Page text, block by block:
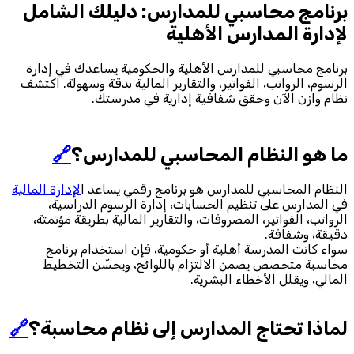
برنامج محاسبي للمدارس: دليلك الشامل
لإدارة المدارس الأهلية
برنامج محاسبي للمدارس الأهلية والحكومية يساعدك في إدارة
الرسوم، الرواتب، الفواتير، والتقارير المالية بدقة وسهولة. اكتشف
نظام وازن الآن وحقق شفافية إدارية في مدرستك.
ما هو النظام المحاسبي للمدارس؟🔗
النظام المحاسبي للمدارس هو برنامج رقمي يساعد الإدارة المالية
في المدارس على تنظيم الحسابات، إدارة الرسوم الدراسية،
الرواتب، الفواتير، المصروفات، والتقارير المالية بطريقة مؤتمتة،
دقيقة، وشفافة.
سواء كانت المدرسة أهلية أو حكومية، فإن استخدام برنامج
محاسبة متخصص يضمن الالتزام باللوائح، ويحسّن التخطيط
المالي، ويقلل الأخطاء البشرية.
لماذا تحتاج المدارس إلى نظام محاسبة؟🔗